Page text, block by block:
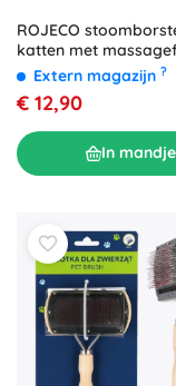
ROJECO
katten met
witExtern magazijn ?
€ 12,90
In mandje